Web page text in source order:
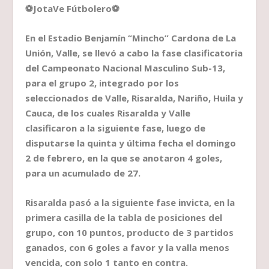
⚽JotaVe Fútbolero⚽
En el Estadio Benjamín “Mincho” Cardona de La
Unión, Valle, se llevó a cabo la fase clasificatoria
del Campeonato Nacional Masculino Sub-13,
para el grupo 2, integrado por los
seleccionados de Valle, Risaralda, Nariño, Huila y
Cauca, de los cuales Risaralda y Valle
clasificaron a la siguiente fase, luego de
disputarse la quinta y última fecha el domingo
2 de febrero, en la que se anotaron 4 goles,
para un acumulado de 27.
Risaralda pasó a la siguiente fase invicta, en la
primera casilla de la tabla de posiciones del
grupo, con 10 puntos, producto de 3 partidos
ganados, con 6 goles a favor y la valla menos
vencida, con solo 1 tanto en contra.